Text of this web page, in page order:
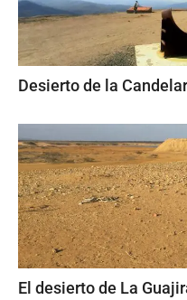
Desierto de la
El desierto de La